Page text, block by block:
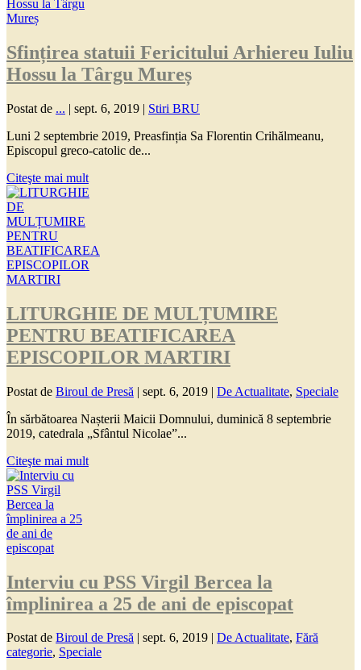
Sfințirea statuii Fericitului Arhiereu Iuliu
Hossu la Târgu Mureș
Postat de ... | sept. 6, 2019 | Stiri BRU
Luni 2 septembrie 2019, Preasfinția Sa Florentin Crihălmeanu,
Episcopul greco-catolic de...
Citeşte mai mult
LITURGHIE DE MULȚUMIRE
PENTRU BEATIFICAREA
EPISCOPILOR MARTIRI
Postat de Biroul de Presă | sept. 6, 2019 | De Actualitate, Speciale
În sărbătoarea Nașterii Maicii Domnului, duminică 8 septembrie
2019, catedrala „Sfântul Nicolae”...
Citeşte mai mult
Interviu cu PSS Virgil Bercea la
împlinirea a 25 de ani de episcopat
Postat de Biroul de Presă | sept. 6, 2019 | De Actualitate, Fără
categorie, Speciale